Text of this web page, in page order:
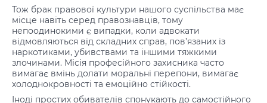
Тож брак правової культури нашого суспільства має
місце навіть серед правознавців, тому
непоодинокими є випадки, коли адвокати
відмовляються від складних справ, пов’язаних із
наркотиками, убивствами та іншими тяжкими
злочинами. Місія професійного захисника часто
вимагає вмінь долати моральні перепони, вимагає
холоднокровності та емоційно стійкості.
Іноді простих обивателів спонукають до самостійного